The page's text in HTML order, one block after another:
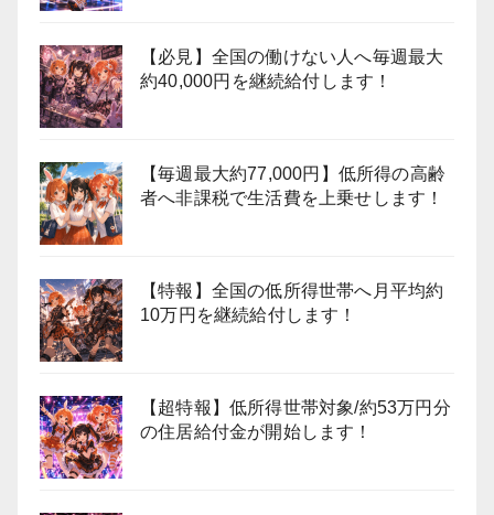
【必見】全国の働けない人へ毎週最大
約40,000円を継続給付します！
【毎週最大約77,000円】低所得の高齢
者へ非課税で生活費を上乗せします！
【特報】全国の低所得世帯へ月平均約
10万円を継続給付します！
【超特報】低所得世帯対象/約53万円分
の住居給付金が開始します！